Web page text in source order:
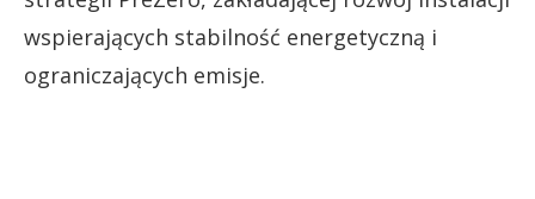
wspierających stabilność energetyczną i
ograniczających emisje.